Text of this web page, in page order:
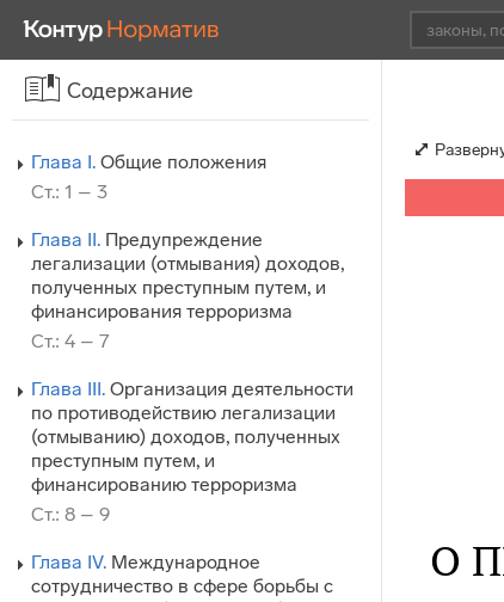
Содержание
Глава I. Общие положения
Ст.: 1 – 3
Глава II. Предупреждение
легализации (отмывания) доходов,
полученных преступным путем, и
финансирования терроризма
Ст.: 4 – 7
Глава III. Организация деятельности
по противодействию легализации
(отмыванию) доходов, полученных
преступным путем, и
финансированию терроризма
Ст.: 8 – 9
Глава IV. Международное
сотрудничество в сфере борьбы с
О